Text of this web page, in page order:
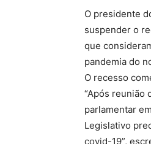
O presidente
suspender o
que
pandemia do
O recesso
“Após reunião
parlamentar
Legislativo
covid-19”,